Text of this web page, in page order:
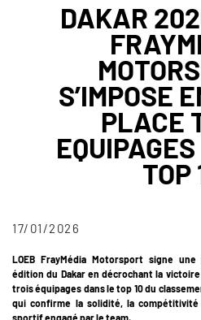
DAKAR
S’IMPOSE
PLACE
TOP
17/01/2026
LOEB FrayMédia Motorsport signe
édition du Dakar en décrochant la
trois équipages dans le top 10 du
qui confirme la solidité, la
sportif engagé par le team.